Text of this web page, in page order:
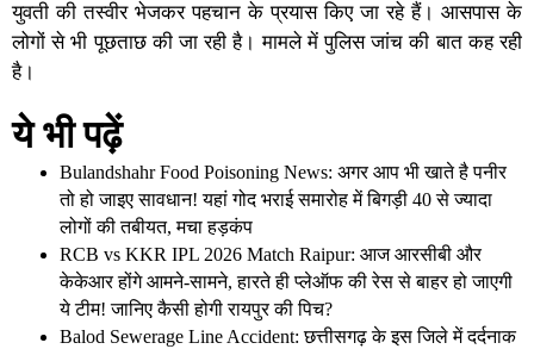
युवती की तस्वीर भेजकर पहचान के प्रयास किए जा रहे हैं। आसपास के
लोगों से भी पूछताछ की जा रही है। मामले में पुलिस जांच की बात कह रही
है।
ये भी पढ़ें
Bulandshahr Food Poisoning News: अगर आप भी खाते है पनीर
तो हो जाइए सावधान! यहां गोद भराई समारोह में बिगड़ी 40 से ज्यादा
लोगों की तबीयत, मचा हड़कंप
RCB vs KKR IPL 2026 Match Raipur: आज आरसीबी और
केकेआर होंगे आमने-सामने, हारते ही प्लेऑफ की रेस से बाहर हो जाएगी
ये टीम! जानिए कैसी होगी रायपुर की पिच?
Balod Sewerage Line Accident: छत्तीसगढ़ के इस जिले में दर्दनाक